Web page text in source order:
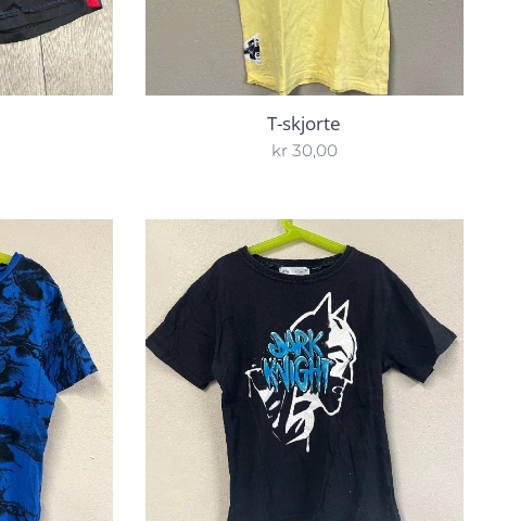
T-skjorte
kr 30,00